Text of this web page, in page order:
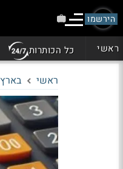
הירשמו
ראשי כל הכותרות
ראשי בארץ